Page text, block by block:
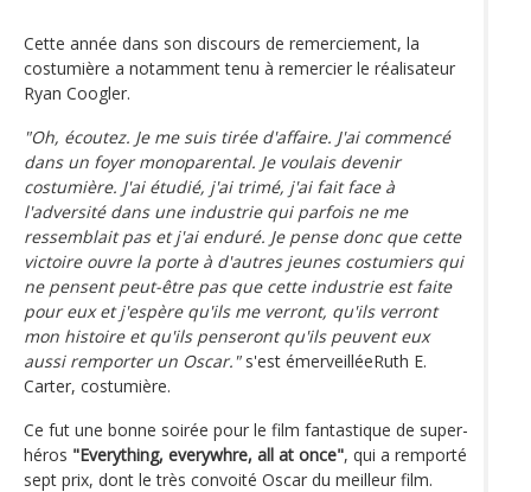
Cette année dans son discours de remerciement, la
costumière a notamment tenu à remercier le réalisateur
Ryan Coogler.
"Oh, écoutez. Je me suis tirée d'affaire. J'ai commencé
dans un foyer monoparental. Je voulais devenir
costumière. J'ai étudié, j'ai trimé, j'ai fait face à
l'adversité dans une industrie qui parfois ne me
ressemblait pas et j'ai enduré. Je pense donc que cette
victoire ouvre la porte à d'autres jeunes costumiers qui
ne pensent peut-être pas que cette industrie est faite
pour eux et j'espère qu'ils me verront, qu'ils verront
mon histoire et qu'ils penseront qu'ils peuvent eux
aussi remporter un Oscar."s'est émerveilléeRuth E.
Carter, costumière.
Ce fut une bonne soirée pour le film fantastique de super-
héros "Everything, everywhre, all at once", qui a remporté
sept prix, dont le très convoité Oscar du meilleur film.